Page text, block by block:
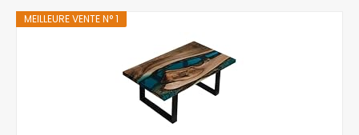
MEILLEURE VENTE N° 1